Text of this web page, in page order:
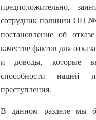
предположительно,
сотрудник полиции ОП
постановление об
качестве фактов для
и доводы, которые
способности нашей
преступления.
В данном разделе мы